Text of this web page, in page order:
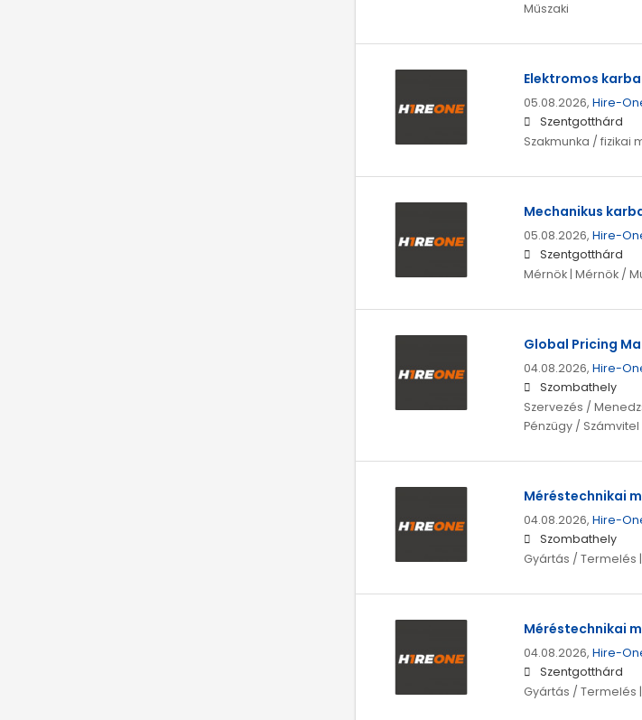
Műszaki
Elektromos
05.08.2026, Hire-
Szentgotthárd
Szakmunka / fizikai
Mechanikus
05.08.2026, Hire-
Szentgotthárd
Mérnök | Mérnök /
Global Pricing
04.08.2026, Hire-
Szombathely
Szervezés /
Pénzügy /
Méréstechnikai
04.08.2026, Hire-
Szombathely
Gyártás / Termelés
Méréstechnikai
04.08.2026, Hire-
Szentgotthárd
Gyártás / Termelés